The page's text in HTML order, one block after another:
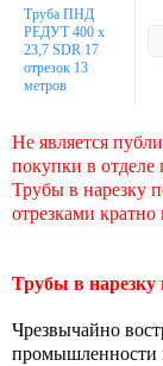
Труба ПНД
РЕДУТ 400 х
23,7 SDR 17
отрезок 13
метров
Не является
покупки в отделе
Трубы в нарезку
отрезками
Трубы в нарезку
Чрезвычайно
промышленности